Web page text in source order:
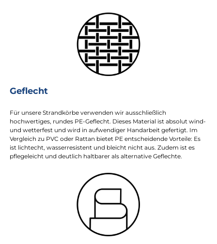
Geflecht
Für unsere Strandkörbe verwenden wir ausschließlich
hochwertiges, rundes PE-Geflecht. Dieses Material ist absolut wind-
und wetterfest und wird in aufwendiger Handarbeit gefertigt. Im
Vergleich zu PVC oder Rattan bietet PE entscheidende Vorteile: Es
ist lichtecht, wasserresistent und bleicht nicht aus. Zudem ist es
pflegeleicht und deutlich haltbarer als alternative Geflechte.